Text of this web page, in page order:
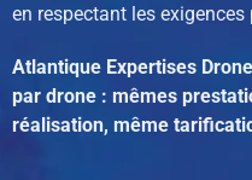
en respectant les
Atlantique Expertises
par drone : mêmes
réalisation, même